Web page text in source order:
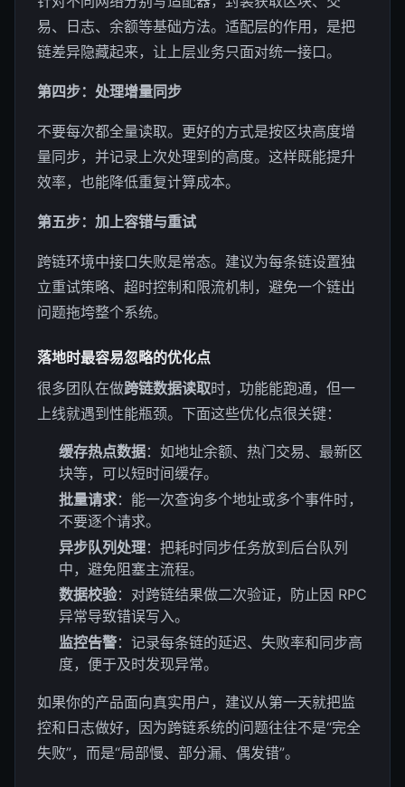
易、日志、余额等基础方法。适配层的作用，是把
链差异隐藏起来，让上层业务只面对统一接口。
第四步：处理增量同步
不要每次都全量读取。更好的方式是按区块高度增
量同步，并记录上次处理到的高度。这样既能提升
效率，也能降低重复计算成本。
第五步：加上容错与重试
跨链环境中接口失败是常态。建议为每条链设置独
立重试策略、超时控制和限流机制，避免一个链出
问题拖垮整个系统。
落地时最容易忽略的优化点
很多团队在做跨链数据读取时，功能能跑通，但一
上线就遇到性能瓶颈。下面这些优化点很关键：
缓存热点数据：如地址余额、热门交易、最新区
块等，可以短时间缓存。
批量请求：能一次查询多个地址或多个事件时，
不要逐个请求。
异步队列处理：把耗时同步任务放到后台队列
中，避免阻塞主流程。
数据校验：对跨链结果做二次验证，防止因 RPC
异常导致错误写入。
监控告警：记录每条链的延迟、失败率和同步高
度，便于及时发现异常。
如果你的产品面向真实用户，建议从第一天就把监
控和日志做好，因为跨链系统的问题往往不是“完全
失败”，而是“局部慢、部分漏、偶发错”。